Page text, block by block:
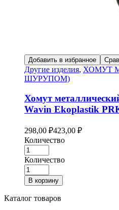
Добавить в избранное
Другие изделия, ХОМУТ
ШУРУПОМ)
Хомут
Wavin Ekoplastik
298,00 ₽423,00 ₽
Количество
Количество
В корзину
Каталог товаров